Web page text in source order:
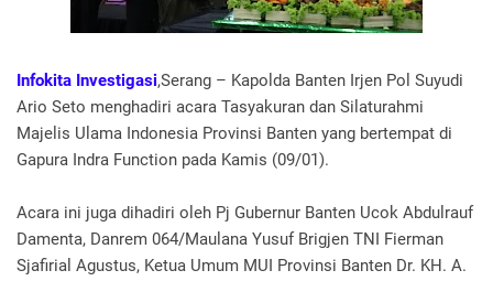
Infokita Investigasi,Serang – Kapolda Banten Irjen Pol Suyudi
Ario Seto menghadiri acara Tasyakuran dan Silaturahmi
Majelis Ulama Indonesia Provinsi Banten yang bertempat di
Gapura Indra Function pada Kamis (09/01).
Acara ini juga dihadiri oleh Pj Gubernur Banten Ucok Abdulrauf
Damenta, Danrem 064/Maulana Yusuf Brigjen TNI Fierman
Sjafirial Agustus, Ketua Umum MUI Provinsi Banten Dr. KH. A.